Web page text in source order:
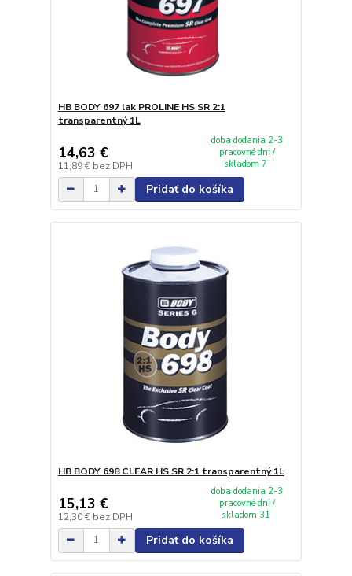
HB BODY 697 lak PROLINE HS SR 2:1
transparentný 1L
14,63 €
11,89 € bez DPH
doba dodania 2-3
pracovné dni /
skladom 7
Pridať do košíka
HB BODY 698 CLEAR HS SR 2:1 transparentný 1L
15,13 €
12,30 € bez DPH
doba dodania 2-3
pracovné dni /
skladom 31
Pridať do košíka